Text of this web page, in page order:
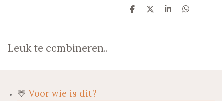
D
D
S
D
Leuk te combineren..
💛 Voor wie is dit?